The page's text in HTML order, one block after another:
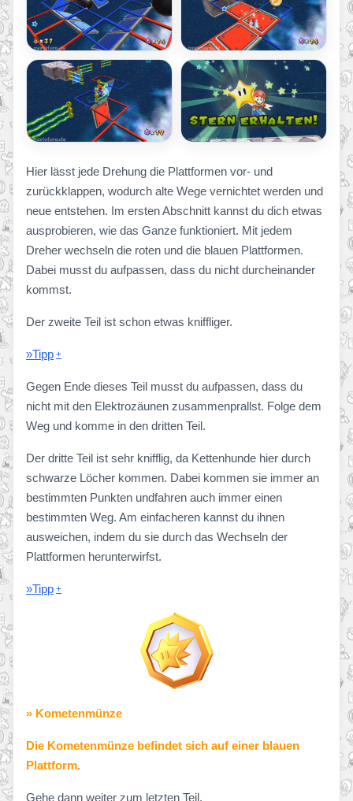
Hier lässt jede Drehung die Plattformen vor- und
zurückklappen, wodurch alte Wege vernichtet werden und
neue entstehen. Im ersten Abschnitt kannst du dich etwas
ausprobieren, wie das Ganze funktioniert. Mit jedem
Dreher wechseln die roten und die blauen Plattformen.
Dabei musst du aufpassen, dass du nicht durcheinander
kommst.
Der zweite Teil ist schon etwas kniffliger.
»Tipp
Gegen Ende dieses Teil musst du aufpassen, dass du
nicht mit den Elektrozäunen zusammenprallst. Folge dem
Weg und komme in den dritten Teil.
Der dritte Teil ist sehr knifflig, da Kettenhunde hier durch
schwarze Löcher kommen. Dabei kommen sie immer an
bestimmten Punkten undfahren auch immer einen
bestimmten Weg. Am einfacheren kannst du ihnen
ausweichen, indem du sie durch das Wechseln der
Plattformen herunterwirfst.
»Tipp
» Kometenmünze
Die Kometenmünze befindet sich auf einer blauen
Plattform.
Gehe dann weiter zum letzten Teil.